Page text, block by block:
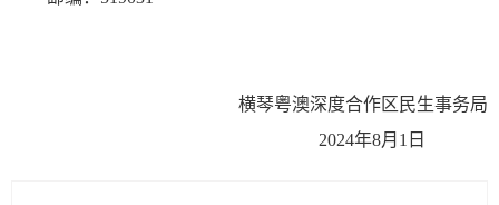
横琴粤澳深度合作区民生事务局
2024年8月1日